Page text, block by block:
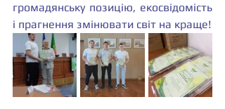
громадянську позицію, екосвідомість